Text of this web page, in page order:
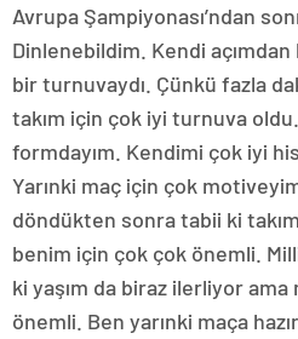
Avrupa Şampiyonası’ndan
Dinlenebildim. Kendi
bir turnuvaydı. Çünkü fazla
takım için çok iyi turnuva
formdayım. Kendimi çok iyi
Yarınki maç için çok
döndükten sonra tabii ki
benim için çok çok önemli.
ki yaşım da biraz ilerliyor
önemli. Ben yarınki maça